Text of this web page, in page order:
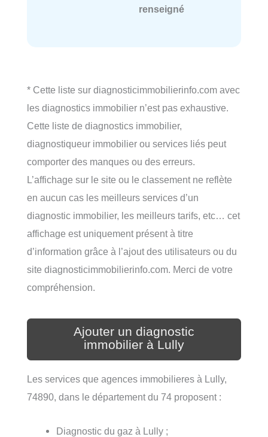
renseigné
* Cette liste sur diagnosticimmobilierinfo.com avec
les diagnostics immobilier n’est pas exhaustive.
Cette liste de diagnostics immobilier,
diagnostiqueur immobilier ou services liés peut
comporter des manques ou des erreurs.
L’affichage sur le site ou le classement ne reflète
en aucun cas les meilleurs services d’un
diagnostic immobilier, les meilleurs tarifs, etc… cet
affichage est uniquement présent à titre
d’information grâce à l’ajout des utilisateurs ou du
site diagnosticimmobilierinfo.com. Merci de votre
compréhension.
Ajouter un diagnostic
immobilier à Lully
Les services que agences immobilieres à Lully,
74890, dans le département du 74 proposent :
Diagnostic du gaz à Lully ;